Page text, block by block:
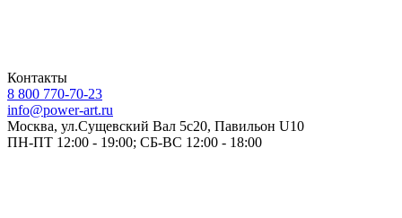
Контакты
8 800 770-70-23
info@power-art.ru
Москва, ул.Сущевский Вал 5с20, Павильон U10
ПН-ПТ 12:00 - 19:00; СБ-ВС 12:00 - 18:00